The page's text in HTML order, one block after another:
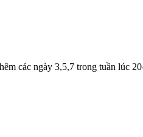
các ngày 3,5,7 trong tuần lúc